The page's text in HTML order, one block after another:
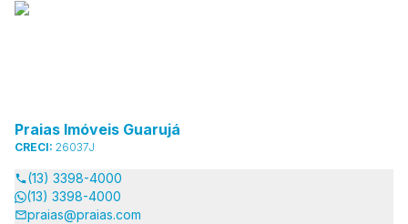
Praias Imóveis Guarujá
CRECI: 26037J
(13) 3398-4000
(13) 3398-4000
praias@praias.com